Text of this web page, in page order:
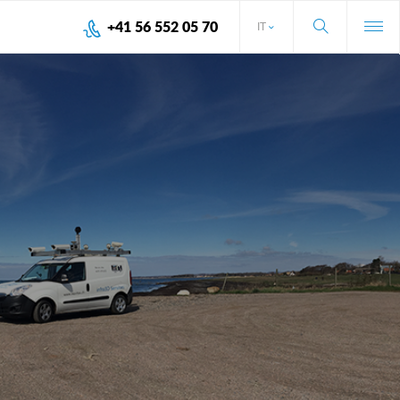
IT
+41 56 552 05 70